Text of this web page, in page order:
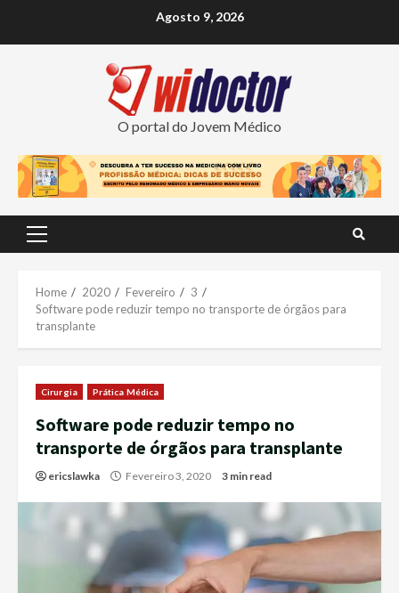
Agosto 9, 2026
O portal do Jovem Médico
Primary
Home 2020 Fevereiro
3
Software pode reduzir tempo no transporte de órgãos para
transplante
Cirurgia Prática Médica
Software pode reduzir tempo no
transporte de órgãos para transplante
ericslawka Fevereiro 3, 2020 3 min read